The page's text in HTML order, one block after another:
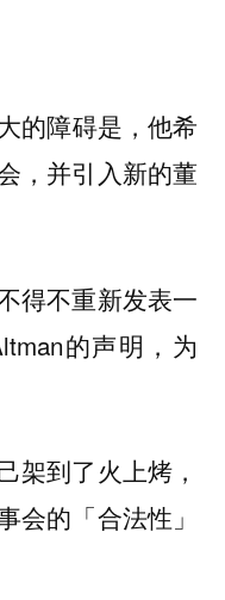
的障碍是，他希
，并引入新的董
得不重新发表一
的声明，为
架到了火上烤，
会的「合法性」